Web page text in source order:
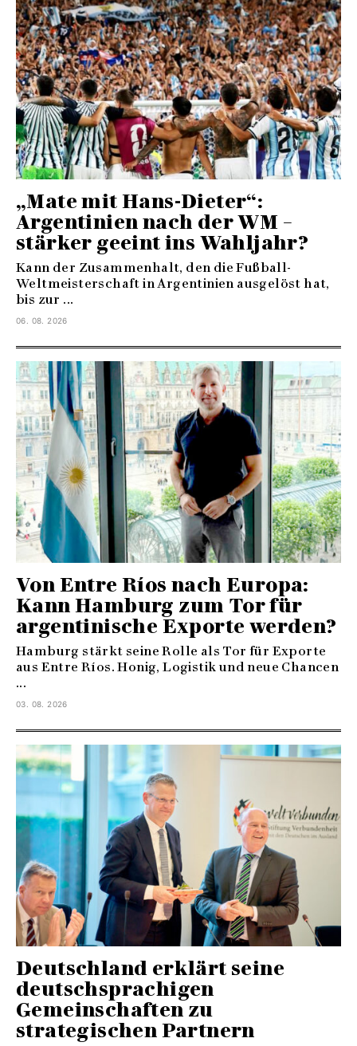
„Mate mit Hans-Dieter“:
Argentinien nach der WM –
stärker geeint ins Wahljahr?
Kann der Zusammenhalt, den die Fußball-
Weltmeisterschaft in Argentinien ausgelöst hat,
bis zur ...
06. 08. 2026
Von Entre Ríos nach Europa:
Kann Hamburg zum Tor für
argentinische Exporte werden?
Hamburg stärkt seine Rolle als Tor für Exporte
aus Entre Ríos. Honig, Logistik und neue Chancen
...
03. 08. 2026
Deutschland erklärt seine
deutschsprachigen
Gemeinschaften zu
strategischen Partnern